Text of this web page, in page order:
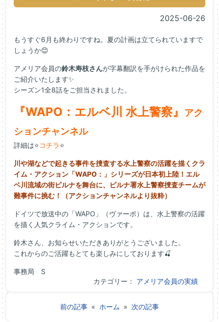
2025-06-26
もうすぐ6月も終わりですね。夏の計画は立てられていますで
しょうか😊
アメリア会員の鈴木寿枝さんが字幕翻訳を手がけられた作品を
ご紹介いたします✨
シーズン1全8話をご担当されました。
『WAPO：エルベ川 水上警察』
アク
ションチャンネル
詳細は⭐コチラ⭐
川や湖などで起きる事件を捜査する水上警察の活躍を描くクラ
イム・アクション「WAPO：」シリーズが日本初上陸！エル
ベ川流域の街ピルナを舞台に、ピルナ署水上警察捜査チームが
難事件に挑む！（アクションチャンネルより抜粋）
ドイツで放送中の「WAPO」（ヴァーポ）は、水上警察の活躍
を描く人気クライム・アクションです。
鈴木さん、お知らせいただきありがとうございました。
これからのご活躍もとても楽しみにしております🍒
事務局 S
カテゴリー： アメリア会員の実績
前の記事 « ホーム » 次の記事